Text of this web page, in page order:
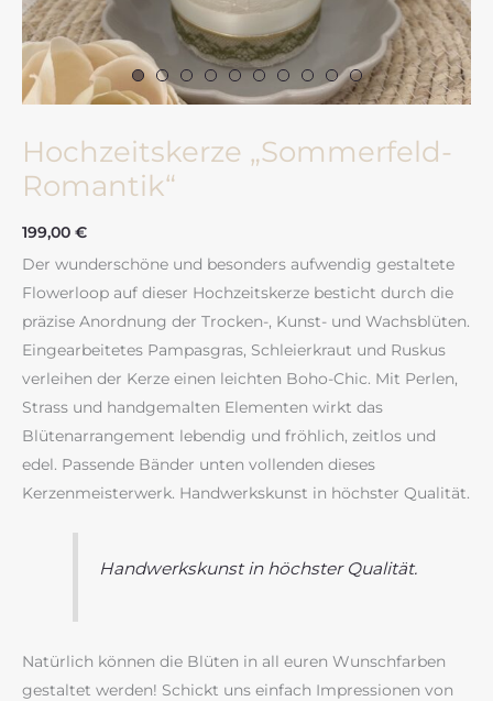
Hochzeitskerze „Sommerfeld-
Romantik“
199,00 €
Der wunderschöne und besonders aufwendig gestaltete
Flowerloop auf dieser Hochzeitskerze besticht durch die
präzise Anordnung der Trocken-, Kunst- und Wachsblüten.
Eingearbeitetes Pampasgras, Schleierkraut und Ruskus
verleihen der Kerze einen leichten Boho-Chic. Mit Perlen,
Strass und handgemalten Elementen wirkt das
Blütenarrangement lebendig und fröhlich, zeitlos und
edel. Passende Bänder unten vollenden dieses
Kerzenmeisterwerk. Handwerkskunst in höchster Qualität.
Handwerkskunst in höchster Qualität.
Natürlich können die Blüten in all euren Wunschfarben
gestaltet werden! Schickt uns einfach Impressionen von